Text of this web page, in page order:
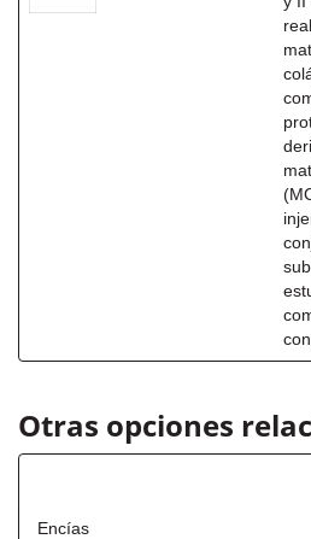
Otras opciones
Encías